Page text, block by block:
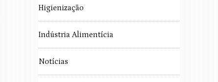
Higienização
Indústria Alimentícia
Notícias